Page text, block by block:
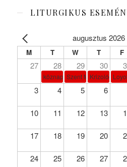
LITURGIKUS
augusztus 2026
M T W T F
27 28 29 30
köznap Szent Márta, Mária
Krizológ
3 4 5 6
10 11 12 13
17 18 19 20
24 25 26 27